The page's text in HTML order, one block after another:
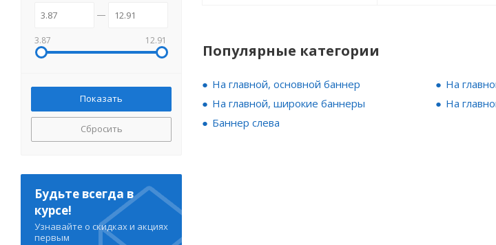
Популярные категории
На главной, основной баннер На
На главной, широкие баннеры
На
Баннер слева
3.87 12.91
Сбросить
Будьте всегда в
курсе!
Узнавайте о скидках и акциях
первым